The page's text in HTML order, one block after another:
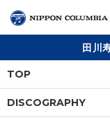
田川
TOP
DISCOGRAPHY